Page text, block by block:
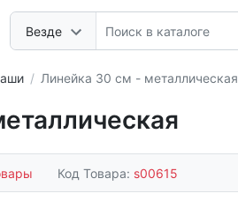
Везде
Линейка 30 см - металлическая
Код Товара: s00615